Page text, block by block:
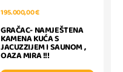
195.000,00 €
GRAČAC- NAMJEŠTENA
KAMENA KUĆA S
JACUZZIJEM I SAUNOM ,
OAZA MIRA !!!